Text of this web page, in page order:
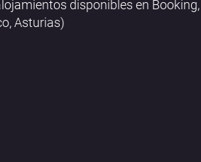
disponibles en
Asturias)